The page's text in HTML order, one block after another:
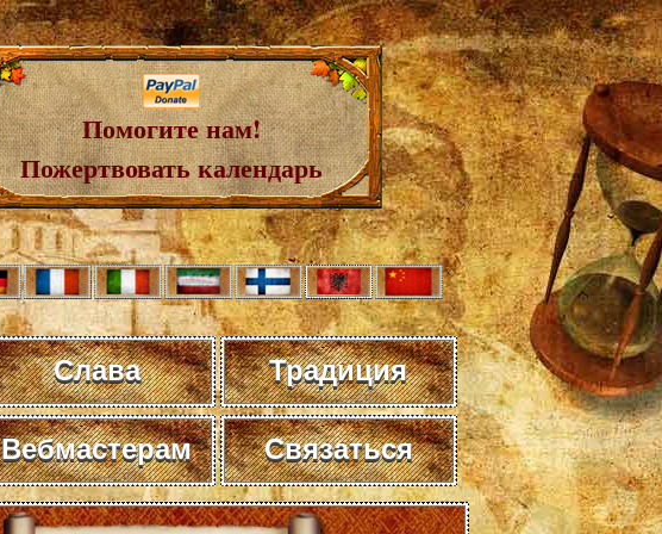
Помогите нам!
Пожертвовать календарь
Слава Традиция
Вебмастерам Связаться